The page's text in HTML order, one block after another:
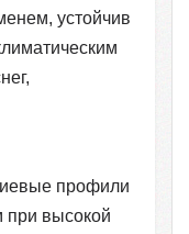
устойчив
профили
высокой